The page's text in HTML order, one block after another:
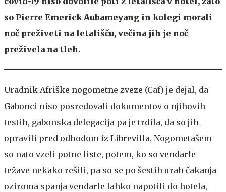
so Pierre Emerick Aubameyang in kolegi morali
noč preživeti na letališču, večina jih je noč
preživela na tleh.
Uradnik Afriške nogometne zveze (Caf) je dejal, da
Gabonci niso posredovali dokumentov o njihovih
testih, gabonska delegacija pa je trdila, da so jih
opravili pred odhodom iz Librevilla. Nogometašem
so nato vzeli potne liste, potem, ko so vendarle
težave nekako rešili, pa so se po šestih urah čakanja
oziroma spanja vendarle lahko napotili do hotela,